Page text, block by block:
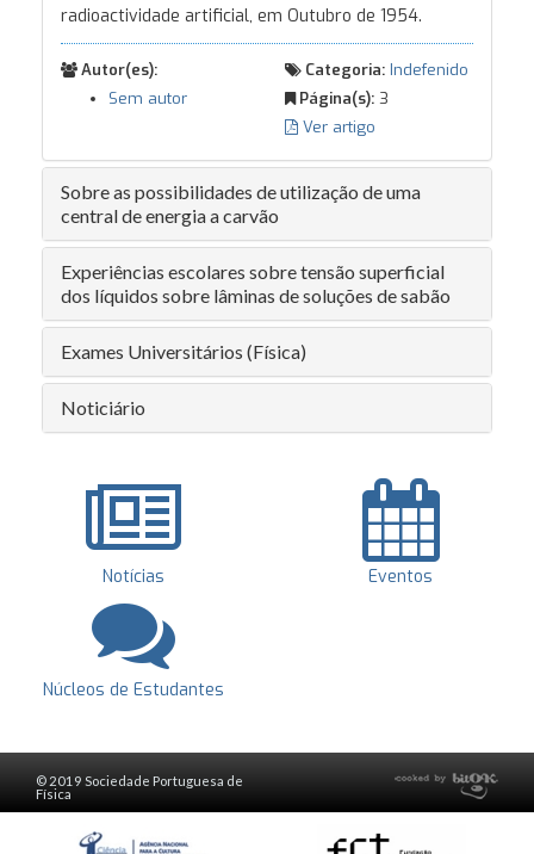
radioactividade artificial, em Outubro de 1954.
Autor(es):
Sem autor
Categoria: Indefenido
Página(s): 3
Ver artigo
Sobre as possibilidades de utilização de uma
central de energia a carvão
Experiências escolares sobre tensão superficial
dos líquidos sobre lâminas de soluções de sabão
Exames Universitários (Física)
Noticiário
Notícias Eventos
Núcleos de Estudantes
© 2019 Sociedade Portuguesa de
Física